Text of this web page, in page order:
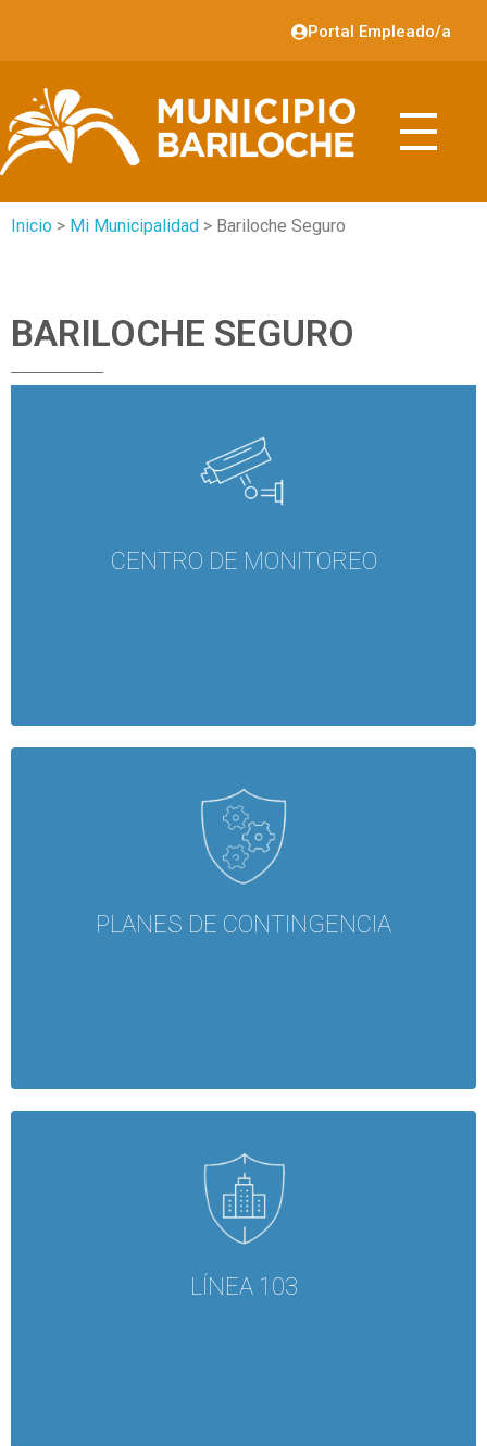
Portal Empleado/a
Inicio > Mi Municipalidad > Bariloche Seguro
BARILOCHE SEGURO
CENTRO DE MONITOREO
PLANES DE CONTINGENCIA
LÍNEA 103